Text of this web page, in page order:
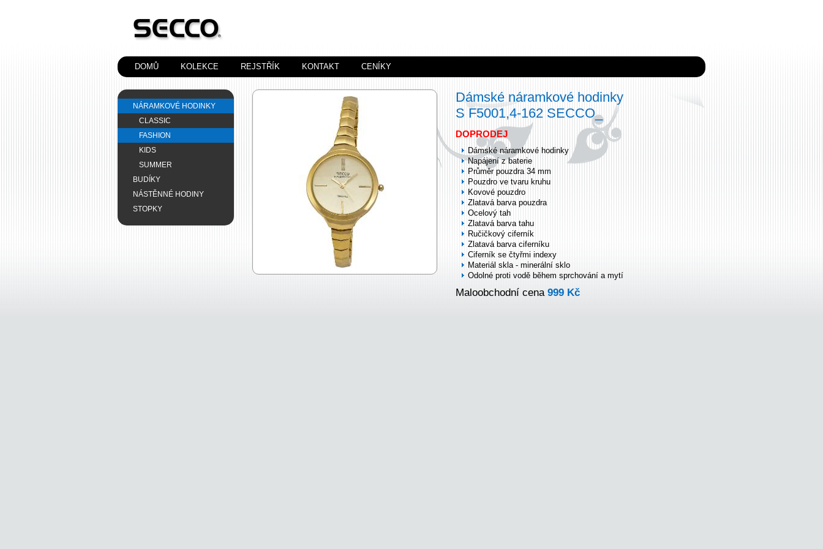
DOMŮ KOLEKCE REJSTŘÍK KONTAKT CENÍKY
NÁRAMKOVÉ HODINKY
CLASSIC
FASHION
KIDS
SUMMER
BUDÍKY
NÁSTĚNNÉ HODINY
STOPKY
Dámské náramkové hodinky
S F5001,4-162 SECCO_
DOPRODEJ
Dámské náramkové hodinky
Napájení z baterie
Průměr pouzdra 34 mm
Pouzdro ve tvaru kruhu
Kovové pouzdro
Zlatavá barva pouzdra
Ocelový tah
Zlatavá barva tahu
Ručičkový ciferník
Zlatavá barva ciferníku
Ciferník se čtyřmi indexy
Materiál skla - minerální sklo
Odolné proti vodě během sprchování a mytí
Maloobchodní cena 999 Kč